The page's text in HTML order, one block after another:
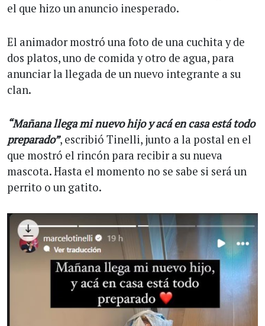
el que hizo un anuncio inesperado.
El animador mostró una foto de una cuchita y de
dos platos, uno de comida y otro de agua, para
anunciar la llegada de un nuevo integrante a su
clan.
“Mañana llega mi nuevo hijo y acá en casa está todo
preparado”, escribió Tinelli, junto a la postal en el
que mostró el rincón para recibir a su nueva
mascota. Hasta el momento no se sabe si será un
perrito o un gatito.